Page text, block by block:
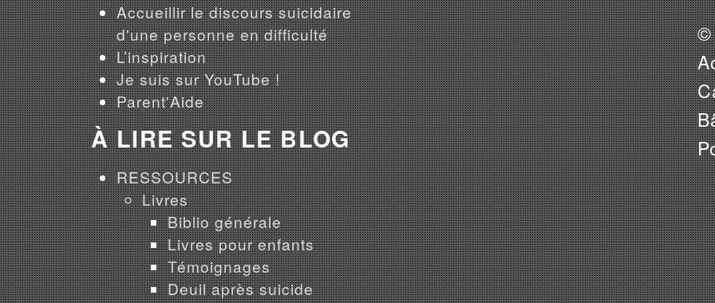
Accueillir le discours suicidaire
d'une personne en difficulté
L’inspiration
Je suis sur YouTube !
Parent'Aide
À LIRE SUR LE BLOG
RESSOURCES
Livres
Biblio générale
Livres pour enfants
Témoignages
Deuil après suicide
©